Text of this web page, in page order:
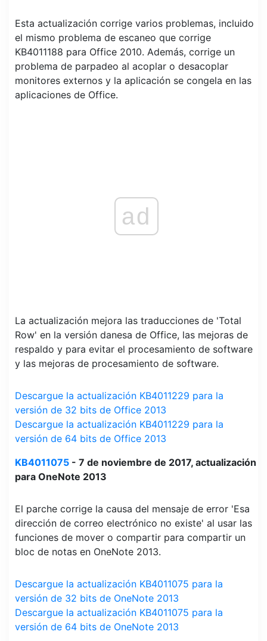
Esta actualización corrige varios problemas, incluido
el mismo problema de escaneo que corrige
KB4011188 para Office 2010. Además, corrige un
problema de parpadeo al acoplar o desacoplar
monitores externos y la aplicación se congela en las
aplicaciones de Office.
ad
La actualización mejora las traducciones de 'Total
Row' en la versión danesa de Office, las mejoras de
respaldo y para evitar el procesamiento de software
y las mejoras de procesamiento de software.
Descargue la actualización KB4011229 para la
versión de 32 bits de Office 2013
Descargue la actualización KB4011229 para la
versión de 64 bits de Office 2013
KB4011075 - 7 de noviembre de 2017, actualización
para OneNote 2013
El parche corrige la causa del mensaje de error 'Esa
dirección de correo electrónico no existe' al usar las
funciones de mover o compartir para compartir un
bloc de notas en OneNote 2013.
Descargue la actualización KB4011075 para la
versión de 32 bits de OneNote 2013
Descargue la actualización KB4011075 para la
versión de 64 bits de OneNote 2013